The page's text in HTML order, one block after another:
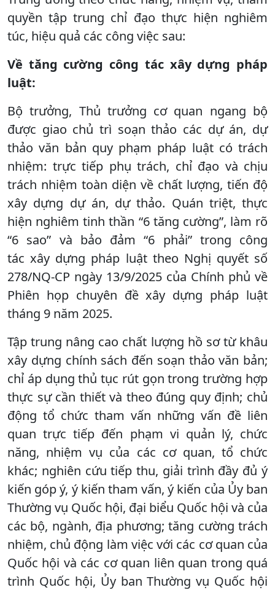
quyền tập trung chỉ đạo thực hiện nghiêm
túc, hiệu quả các công việc sau:
Về tăng cường công tác xây dựng pháp
luật:
Bộ trưởng, Thủ trưởng cơ quan ngang bộ
được giao chủ trì soạn thảo các dự án, dự
thảo văn bản quy phạm pháp luật có trách
nhiệm: trực tiếp phụ trách, chỉ đạo và chịu
trách nhiệm toàn diện về chất lượng, tiến độ
xây dựng dự án, dự thảo. Quán triệt, thực
hiện nghiêm tinh thần “6 tăng cường”, làm rõ
“6 sao” và bảo đảm “6 phải” trong công
tác xây dựng pháp luật theo Nghị quyết số
278/NQ-CP ngày 13/9/2025 của Chính phủ về
Phiên họp chuyên đề xây dựng pháp luật
tháng 9 năm 2025.
Tập trung nâng cao chất lượng hồ sơ từ khâu
xây dựng chính sách đến soạn thảo văn bản;
chỉ áp dụng thủ tục rút gọn trong trường hợp
thực sự cần thiết và theo đúng quy định; chủ
động tổ chức tham vấn những vấn đề liên
quan trực tiếp đến phạm vi quản lý, chức
năng, nhiệm vụ của các cơ quan, tổ chức
khác; nghiên cứu tiếp thu, giải trình đầy đủ ý
kiến góp ý, ý kiến tham vấn, ý kiến của Ủy ban
Thường vụ Quốc hội, đại biểu Quốc hội và của
các bộ, ngành, địa phương; tăng cường trách
nhiệm, chủ động làm việc với các cơ quan của
Quốc hội và các cơ quan liên quan trong quá
trình Quốc hội, Ủy ban Thường vụ Quốc hội